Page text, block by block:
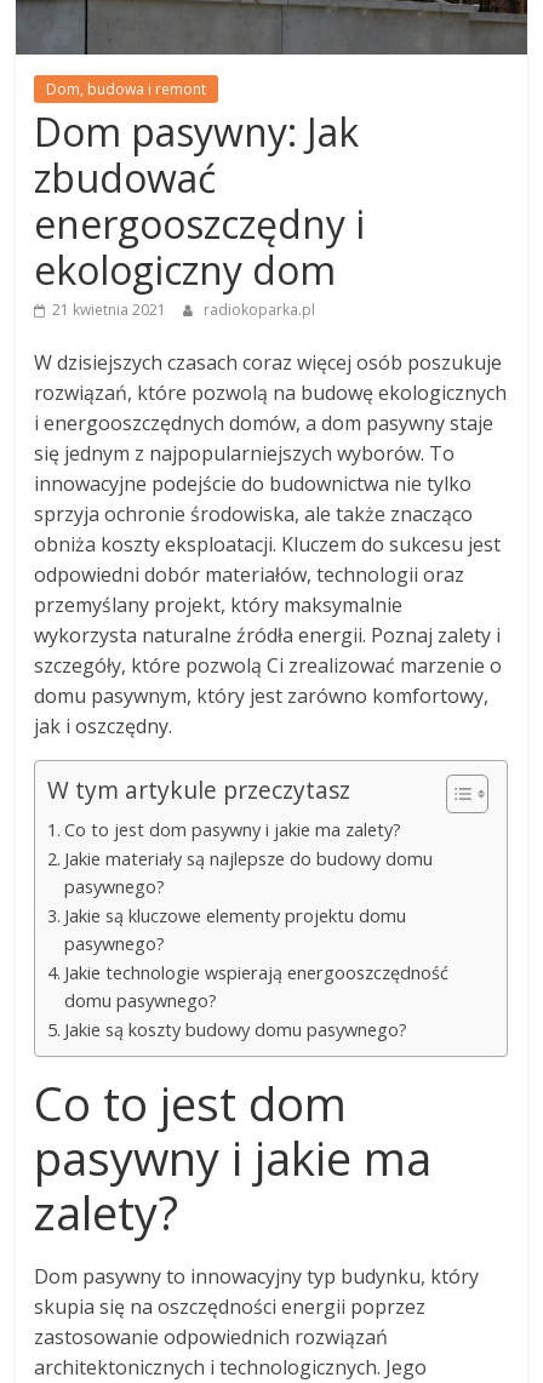
Dom, budowa i remont
Dom pasywny: Jak
zbudować
energooszczędny i
ekologiczny dom
21 kwietnia 2021 radiokoparka.pl
W dzisiejszych czasach coraz więcej osób poszukuje
rozwiązań, które pozwolą na budowę ekologicznych
i energooszczędnych domów, a dom pasywny staje
się jednym z najpopularniejszych wyborów. To
innowacyjne podejście do budownictwa nie tylko
sprzyja ochronie środowiska, ale także znacząco
obniża koszty eksploatacji. Kluczem do sukcesu jest
odpowiedni dobór materiałów, technologii oraz
przemyślany projekt, który maksymalnie
wykorzysta naturalne źródła energii. Poznaj zalety i
szczegóły, które pozwolą Ci zrealizować marzenie o
domu pasywnym, który jest zarówno komfortowy,
jak i oszczędny.
W tym artykule przeczytasz
Co to jest dom pasywny i jakie ma zalety?
Jakie materiały są najlepsze do budowy domu
pasywnego?
Jakie są kluczowe elementy projektu domu
pasywnego?
Jakie technologie wspierają energooszczędność
domu pasywnego?
Jakie są koszty budowy domu pasywnego?
Co to jest dom
pasywny i jakie ma
zalety?
Dom pasywny to innowacyjny typ budynku, który
skupia się na oszczędności energii poprzez
zastosowanie odpowiednich rozwiązań
architektonicznych i technologicznych. Jego